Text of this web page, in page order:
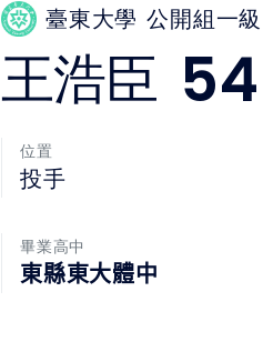
臺東大學 公開組一級
王浩臣 54
位置
投手
畢業高中
東縣東大體中